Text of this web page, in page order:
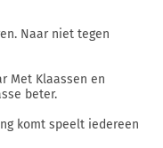
Naar niet tegen
Met Klaassen en
beter.
komt speelt iedereen